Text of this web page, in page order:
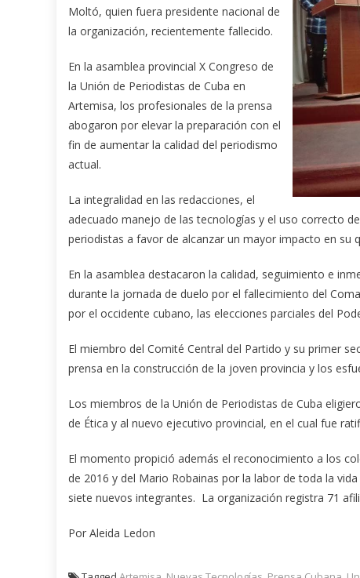
Moltó, quien fuera presidente nacional de
la organización, recientemente fallecido.
En la asamblea provincial X Congreso de
la Unión de Periodistas de Cuba en
Artemisa, los profesionales de la prensa
abogaron por elevar la preparación con el
fin de aumentar la calidad del periodismo
actual.
La integralidad en las redacciones, el
adecuado manejo de las tecnologías y el uso correcto
periodistas a favor de alcanzar un mayor impacto en su
En la asamblea destacaron la calidad, seguimiento e
durante la jornada de duelo por el fallecimiento del
por el occidente cubano, las elecciones parciales del
El miembro del Comité Central del Partido y su primer
prensa en la construcción de la joven provincia y los
Los miembros de la Unión de Periodistas de Cuba
de Ética y al nuevo ejecutivo provincial, en el cual fue
El momento propició además el reconocimiento a los
de 2016 y del Mario Robainas por la labor de toda la
siete nuevos integrantes. La organización registra 71
Por Aleida Ledon